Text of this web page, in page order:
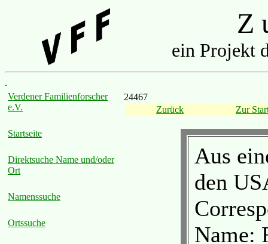
Z
ein Projekt
.
Verdener Familienforscher
e.V.
Startseite
Direktsuche Name und/oder
Ort
Namenssuche
Ortssuche
24467
Zurück
Zur
Aus
den
Name: